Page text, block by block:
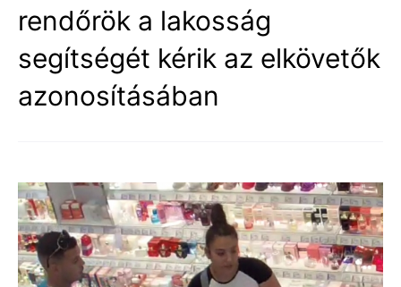
rendőrök a lakosság
segítségét kérik az elkövetők
azonosításában